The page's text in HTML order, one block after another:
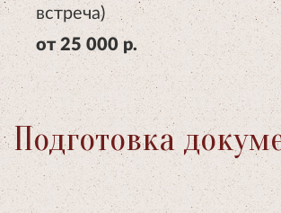
встреча)
от 25 000 р.
Подготовка